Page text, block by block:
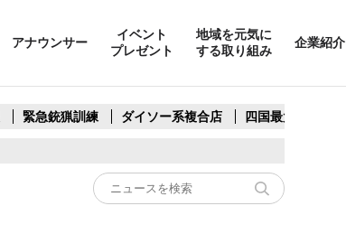
アナウンサー
イベント
プレゼント
地域を元気に
する取り組み
企業紹介
緊急銃猟訓練 ダイソー系複合店 四国最大スリコ